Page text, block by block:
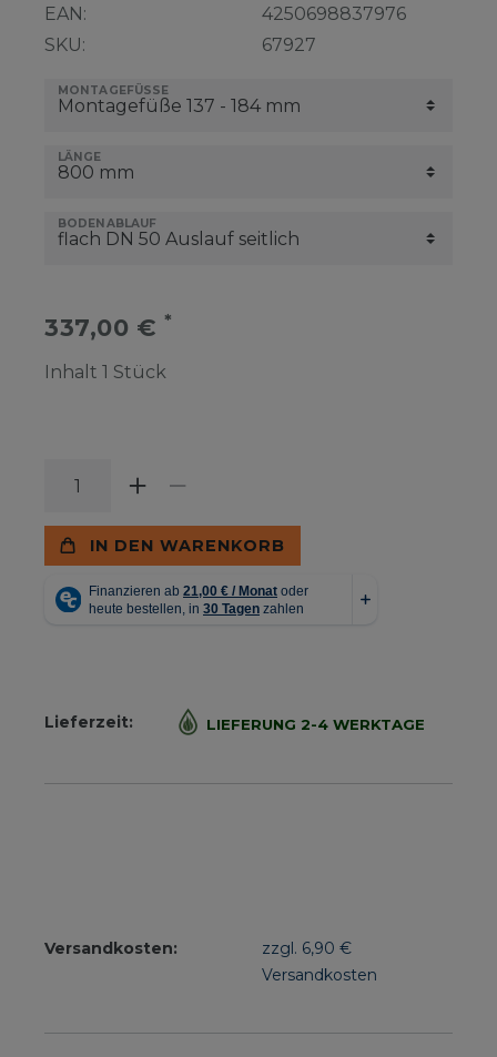
EAN:
SKU:
4250698837976
67927
MONTAGEFÜSSE
LÄNGE
BODENABLAUF
337,00 € *
Inhalt 1 Stück
IN DEN WARENKORB
Lieferzeit: LIEFERUNG 2-4 WERKTAGE
Versandkosten:
zzgl. 6,90 €
Versandkosten